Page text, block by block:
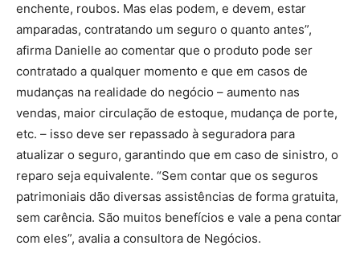
enchente, roubos. Mas elas podem, e devem, estar
amparadas, contratando um seguro o quanto antes”,
afirma Danielle ao comentar que o produto pode ser
contratado a qualquer momento e que em casos de
mudanças na realidade do negócio – aumento nas
vendas, maior circulação de estoque, mudança de porte,
etc. – isso deve ser repassado à seguradora para
atualizar o seguro, garantindo que em caso de sinistro, o
reparo seja equivalente. “Sem contar que os seguros
patrimoniais dão diversas assistências de forma gratuita,
sem carência. São muitos benefícios e vale a pena contar
com eles”, avalia a consultora de Negócios.